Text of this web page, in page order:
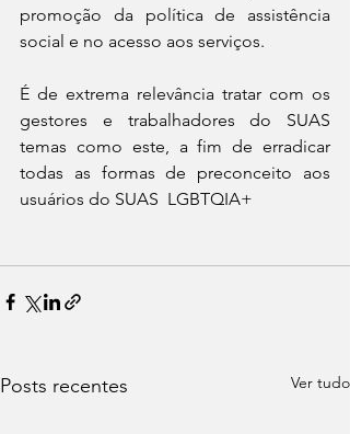
promoção da política de assistência
social e no acesso aos serviços.
É de extrema relevância tratar com os
gestores e trabalhadores do SUAS
temas como este, a fim de erradicar
todas as formas de preconceito aos
usuários do SUAS  LGBTQIA+
Posts recentes Ver tudo